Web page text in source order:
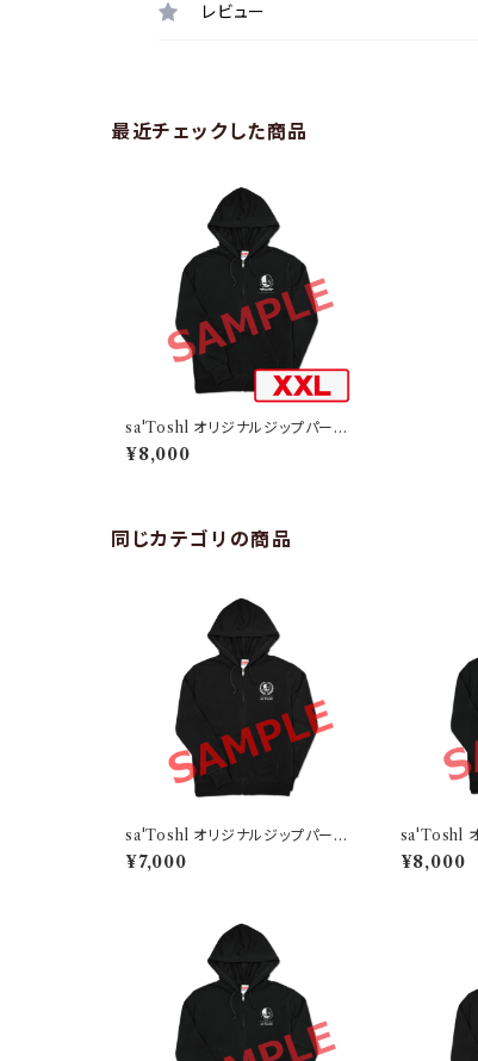
レビュー
最近チェックした商品
sa'Toshl オリジナルジップパーカ
ー TYPE-D-XXL
¥8,000
同じカテゴリの商品
sa'Toshl オリジナルジップパーカ
ー TYPE-A
¥7,000
sa'Toshl オ
ー TYPE-
¥8,000